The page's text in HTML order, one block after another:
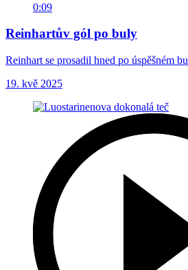
0:09
Reinhartův gól po buly
Reinhart se prosadil hned po úspěšném
19. kvě 2025